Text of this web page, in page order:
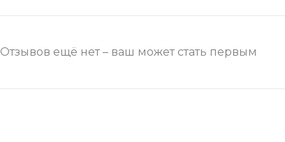
Отзывов ещё нет – ваш может стать первым